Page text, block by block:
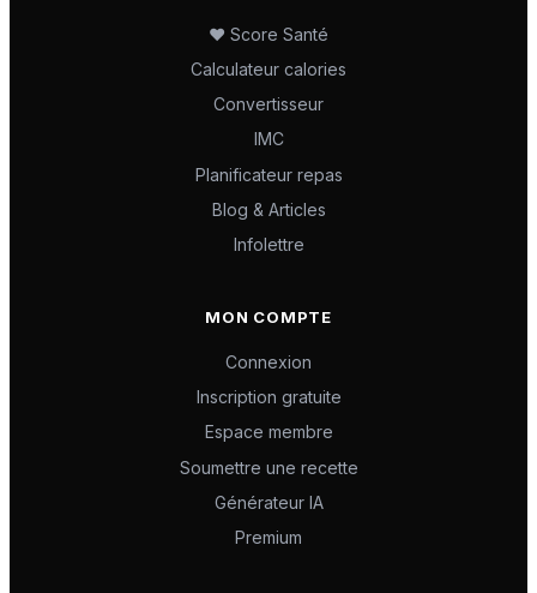
❤️ Score Santé
Calculateur calories
Convertisseur
IMC
Planificateur repas
Blog & Articles
Infolettre
MON COMPTE
Connexion
Inscription gratuite
Espace membre
Soumettre une recette
Générateur IA
Premium